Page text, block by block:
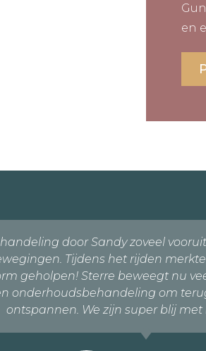
en
door Sandy zoveel
Tijdens het rijden
geholpen! Sterre beweegt nu
onderhoudsbehandeling om
ontspannen. We zijn super blij